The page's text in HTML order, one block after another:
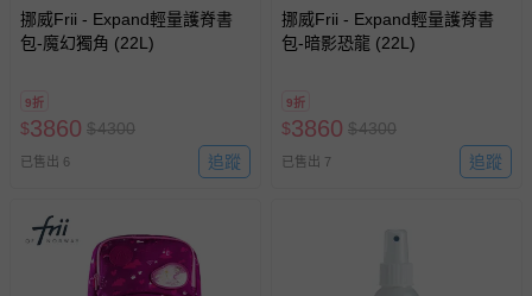
挪威Frii - Expand輕量護脊書
包-魔幻獨角 (22L)
9折
$3860 $4300
已售出 6 追蹤
挪威Frii - Expand輕量護脊書
包-暗影恐龍 (22L)
9折
$3860 $4300
已售出 7 追蹤